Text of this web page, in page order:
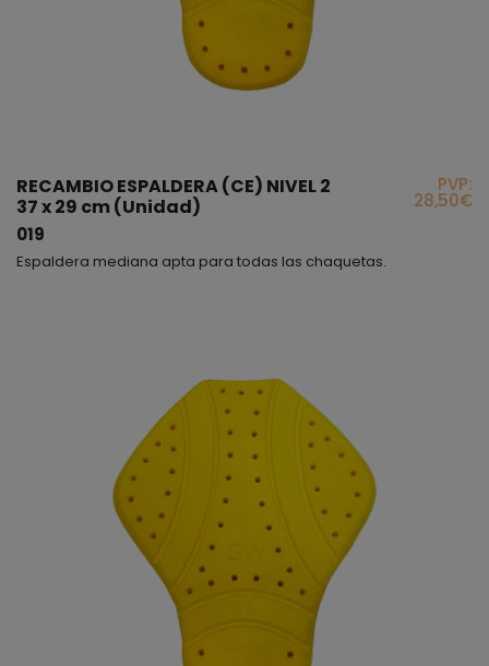
RECAMBIO ESPALDERA (CE) NIVEL 2
37 x 29 cm (Unidad)
019
PVP:
28,50€
Espaldera mediana apta para todas las chaquetas.